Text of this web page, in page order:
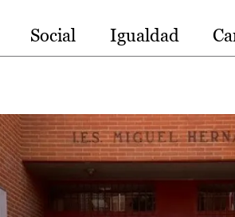
Social Igualdad